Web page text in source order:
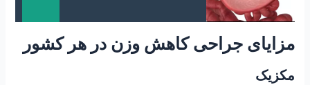
مزایای جراحی کاهش وزن در هر کشور
مکزیک